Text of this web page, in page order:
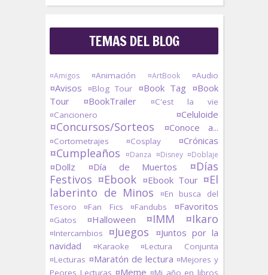
TEMAS DEL BLOG
¤Amigos ¤Animación ¤ArtBook ¤Audio
¤Avisos ¤Blog Tour ¤Book Tag ¤Book
Tour
¤BookTrailer
¤C'est la vie
¤Cancionero
¤Celuloide
¤Concursos/Sorteos ¤Conoce a...
¤Cortometrajes ¤Cosplay ¤Crónicas
¤Cumpleaños ¤Danza ¤Disney ¤Doblaje
¤Dollz ¤Día de Muertos
¤Días
Festivos ¤Ebook ¤Ebook Tour ¤El
laberinto de Minos
¤En busca del
Tesoro
¤Fan Fics ¤Fandubs ¤Favoritos
¤Gatos ¤Halloween ¤IMM ¤Ikaro
¤Intercambios ¤Juegos
¤Juntos por la
navidad
¤Karaoke
¤Lectura Conjunta
¤Lecturas ¤Maratón de lectura ¤Mejores y
Peores Lecturas ¤Meme ¤Mi año en libros